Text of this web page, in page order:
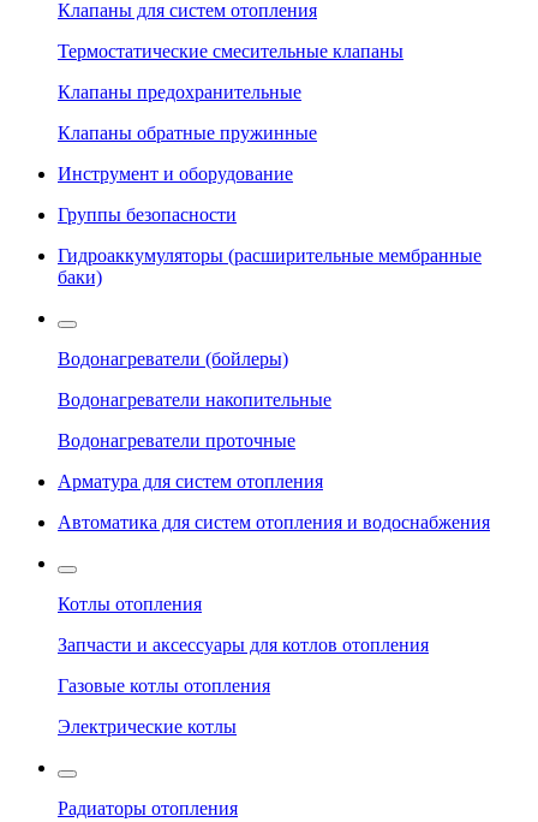
Клапаны для систем отопления
Термостатические смесительные клапаны
Клапаны предохранительные
Клапаны обратные пружинные
Инструмент и оборудование
Группы безопасности
Гидроаккумуляторы (расширительные мембранные
баки)
Водонагреватели (бойлеры)
Водонагреватели накопительные
Водонагреватели проточные
Арматура для систем отопления
Автоматика для систем отопления и водоснабжения
Котлы отопления
Запчасти и аксессуары для котлов отопления
Газовые котлы отопления
Электрические котлы
Радиаторы отопления